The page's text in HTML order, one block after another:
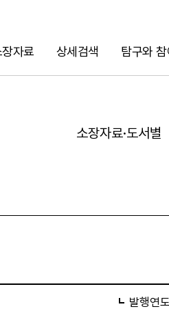
자료 상세검색 탐구와 참
검색
소장자료·도서별
발행연도